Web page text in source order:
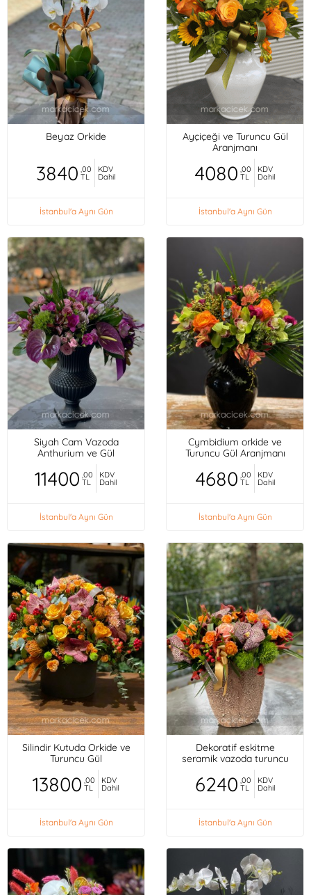
Beyaz Orkide
3840 ,00
TL
KDV
Dahil
İstanbul'a Aynı Gün
Ayçiçeği ve Turuncu Gül
Aranjmanı
4080 ,00
TL
KDV
Dahil
İstanbul'a Aynı Gün
Siyah Cam Vazoda
Anthurium ve Gül
11400 ,00
TL
KDV
Dahil
İstanbul'a Aynı Gün
Cymbidium orkide ve
Turuncu Gül Aranjmanı
4680 ,00
TL
KDV
Dahil
İstanbul'a Aynı Gün
Silindir Kutuda Orkide ve
Turuncu Gül
13800 ,00
TL
KDV
Dahil
İstanbul'a Aynı Gün
Dekoratif eskitme
seramik vazoda turuncu
mini güller, orkideler,
6240 ,00
TL
KDV
Dahil
İstanbul'a Aynı Gün